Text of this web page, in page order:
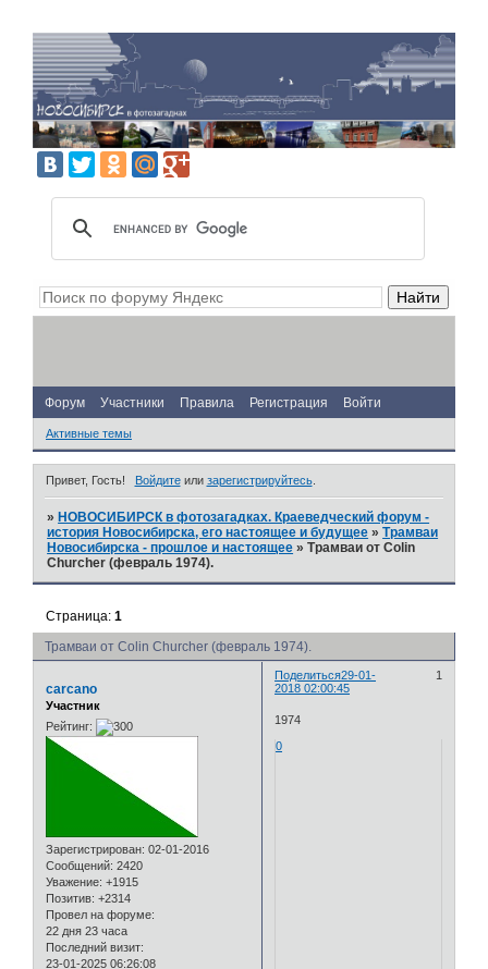
Форум Участники Правила Регистрация Войти
Активные темы
Привет, Гость! Войдитеили зарегистрируйтесь.
» НОВОСИБИРСК в фотозагадках. Краеведческий форум -
история Новосибирска, его настоящее и будущее »Трамваи
Новосибирска - прошлое и настоящее »Трамваи от Colin
Churcher (февраль 1974).
Трамваи от Colin Churcher (февраль 1974).
Страница:1
Поделиться 1
29-01-
2018 02:00:45
carcano
Участник
Рейтинг:
Зарегистрирован: 02-01-2016
Сообщений: 2420
Уважение: +1915
Позитив: +2314
Провел на форуме:
22 дня 23 часа
Последний визит:
23-01-2025 06:26:08
1974
0